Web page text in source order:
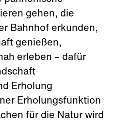
gehen, die
Bahnhof erkunden,
genießen,
erleben – dafür
Erholung
Erholungsfunktion
für die Natur wird